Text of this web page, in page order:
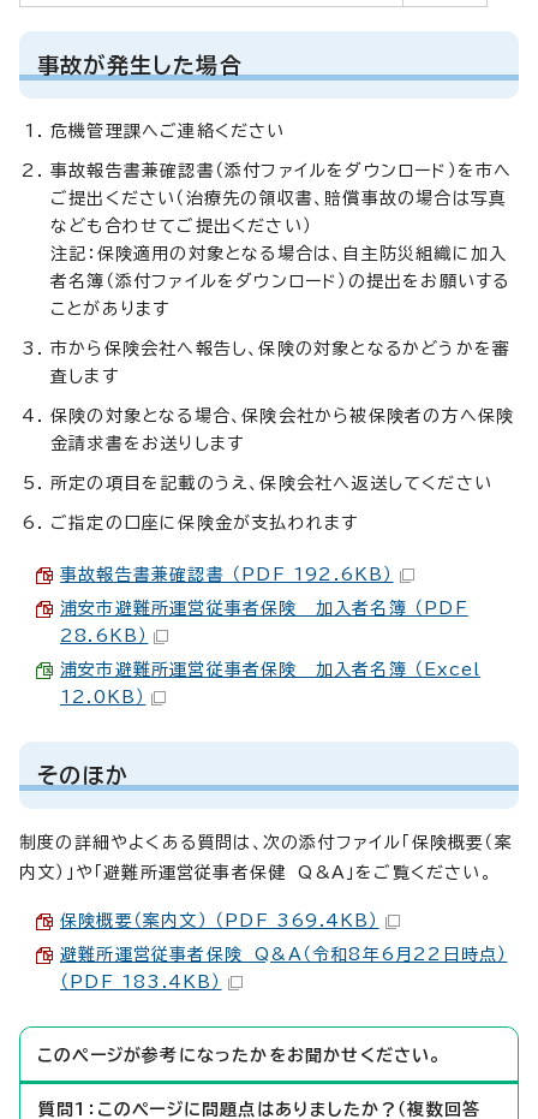
事故が発生した場合
危機管理課へご連絡ください
事故報告書兼確認書（添付ファイルをダウンロード）を市へ
ご提出ください（治療先の領収書、賠償事故の場合は写真
なども合わせてご提出ください）
注記：保険適用の対象となる場合は、自主防災組織に加入
者名簿（添付ファイルをダウンロード）の提出をお願いする
ことがあります
市から保険会社へ報告し、保険の対象となるかどうかを審
査します
保険の対象となる場合、保険会社から被保険者の方へ保険
金請求書をお送りします
所定の項目を記載のうえ、保険会社へ返送してください
ご指定の口座に保険金が支払われます
事故報告書兼確認書 （PDF 192.6KB）
浦安市避難所運営従事者保険 加入者名簿 （PDF
28.6KB）
浦安市避難所運営従事者保険 加入者名簿 （Excel
12.0KB）
そのほか
制度の詳細やよくある質問は、次の添付ファイル「保険概要（案
内文）」や「避難所運営従事者保健 Q&A」をご覧ください。
保険概要（案内文） （PDF 369.4KB）
避難所運営従事者保険 Q&A（令和8年6月22日時点）
（PDF 183.4KB）
このページが参考になったかをお聞かせください。
質問1：このページに問題点はありましたか？（複数回答